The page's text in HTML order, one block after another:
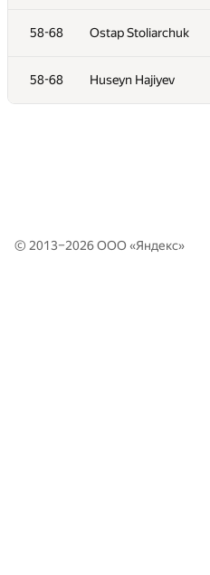
58-68 Ostap Stoliarchuk
58-68 Huseyn Hajiyev
58-68 Ostap Stoliarchuk
58-68 Huseyn Hajiyev
© 2013–2026 ООО «Яндекс»